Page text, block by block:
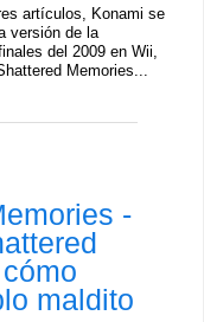
artículos, Konami se
versión de la
del 2009 en Wii,
Memories...
-
maldito